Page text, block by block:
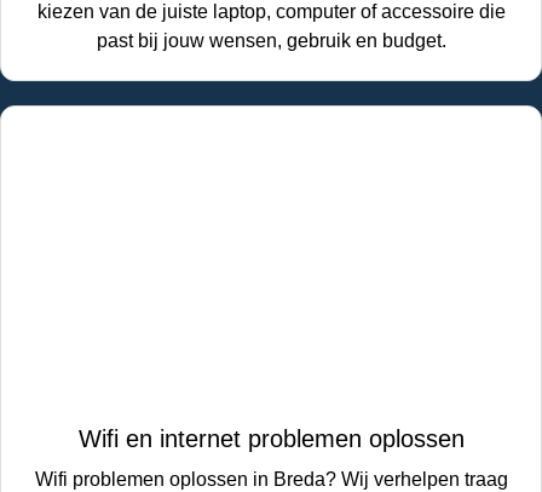
kiezen van de juiste laptop, computer of accessoire die
past bij jouw wensen, gebruik en budget.
Wifi en internet problemen oplossen
Wifi problemen oplossen in Breda? Wij verhelpen traag